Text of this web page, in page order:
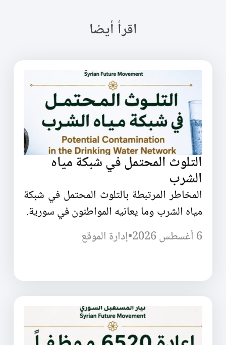
اقرأ أيضا
التلوث المحتمل في شبكة مياه
الشرب
المخاطر المرتبطة بالتلوث المحتمل في شبكة
مياه الشرب وما يعانيه المواطنون في سورية.
6 أغسطس 2026
•إدارة الموقع